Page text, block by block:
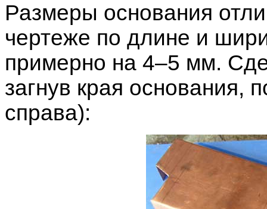
Размеры основания
чертеже по длине и
примерно на 4–5 мм.
загнув края основания,
справа):